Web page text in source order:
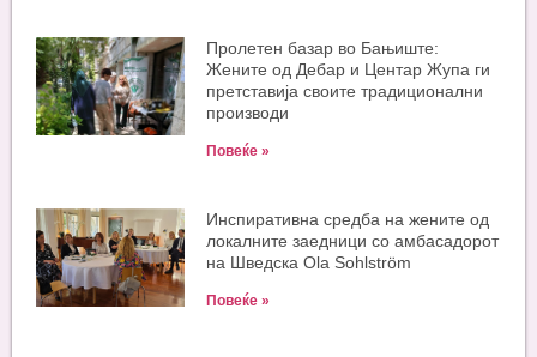
Пролетен базар во Бањиште:
Жените од Дебар и Центар Жупа ги
претставија своите традиционални
производи
Повеќе »
Инспиративна средба на жените од
локалните заедници со амбасадорот
на Шведска Ola Sohlström
Повеќе »